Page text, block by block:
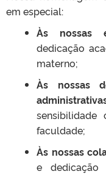
em especial:
Às nossas
dedicação
materno;
Às nossas
faculdade;
Às nossas
e dedicação